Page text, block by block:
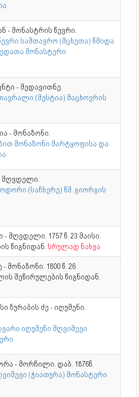
- მონასტრის წევრი.
სამთავრო (მცხეთა) წმიდა
მონასტერი
- მედავითნე.
(მესტია) მაცხოვრის
- მონაზონი.
მონაზონი მარტყოფისა და
მღვდელი.
(საჩხერე) წმ. გიორგის
- მღვდელი. 1757 წ. 23 მაისი.
წიგნიდან. სრულად ნახვა
მონაზონი. 1800 წ. 26
შეწირულების წიგნიდან.
ზურაბის ძე - იღუმენი.
იღუმენი მღვიმევი
- მორჩილი. დაბ. 1876წ.
(ჭიათურა) მონასტერი